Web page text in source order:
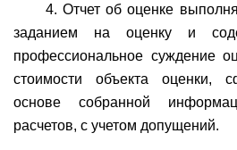
4. Отчет об оценке
заданием на оценку и
профессиональное суждение
стоимости объекта оценки,
основе собранной
расчетов, с учетом допущений.